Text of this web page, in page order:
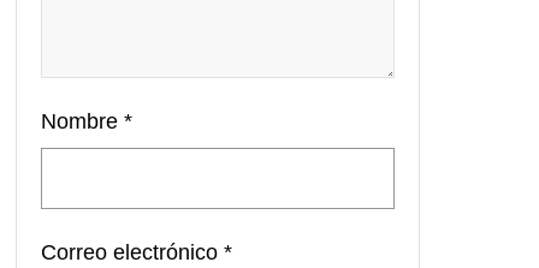
Nombre *
Correo electrónico *